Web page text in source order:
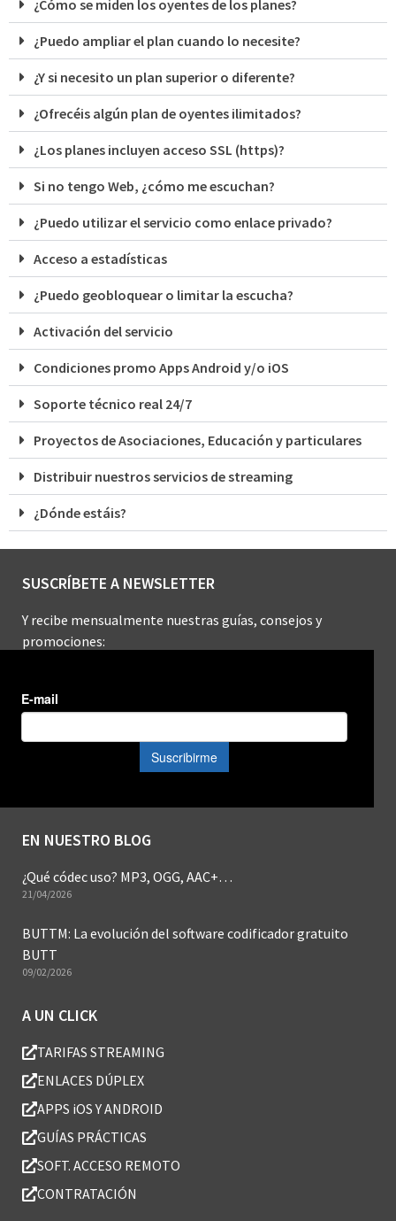
¿Cómo se miden los oyentes de los planes?
¿Puedo ampliar el plan cuando lo necesite?
¿Y si necesito un plan superior o diferente?
¿Ofrecéis algún plan de oyentes ilimitados?
¿Los planes incluyen acceso SSL (https)?
Si no tengo Web, ¿cómo me escuchan?
¿Puedo utilizar el servicio como enlace privado?
Acceso a estadísticas
¿Puedo geobloquear o limitar la escucha?
Activación del servicio
Condiciones promo Apps Android y/o iOS
Soporte técnico real 24/7
Proyectos de Asociaciones, Educación y particulares
Distribuir nuestros servicios de streaming
¿Dónde estáis?
SUSCRÍBETE A NEWSLETTER
Y recibe mensualmente nuestras guías, consejos y
promociones:
EN NUESTRO BLOG
¿Qué códec uso? MP3, OGG, AAC+…
21/04/2026
BUTTM: La evolución del software codificador gratuito
BUTT
09/02/2026
A UN CLICK
TARIFAS STREAMING
ENLACES DÚPLEX
APPS iOS Y ANDROID
GUÍAS PRÁCTICAS
SOFT. ACCESO REMOTO
CONTRATACIÓN